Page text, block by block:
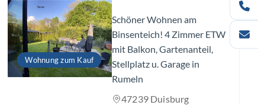
Slide 1 of 22
Wohnung zum Kauf
Schöner Wohnen am
Binsenteich! 4 Zimmer ETW
mit Balkon, Gartenanteil,
Stellplatz u. Garage in
Rumeln
47239 Duisburg